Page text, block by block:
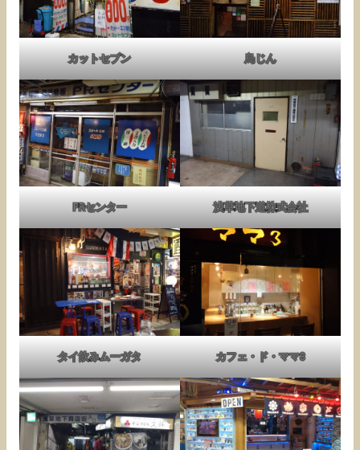
カットセブン 鳥じん
PRセンター 浅草地下道株式会社
タイ飲みムーガタ カフェ・ド・ママ3